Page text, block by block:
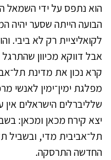
הוא נתפס על ידי השמאל
הבועה הייתה שסער יהיה
לקואליציית רק לא ביבי.
אבל דווקא מכיוון
קרא נכון את מדינת
מפלגת ימין־ימין לאנשי
שלליברלים הישראלים אין
יצא קירח מכאן ומכאן:
תל־אביבית מדי, ובשביל
החדשה התרסקה.